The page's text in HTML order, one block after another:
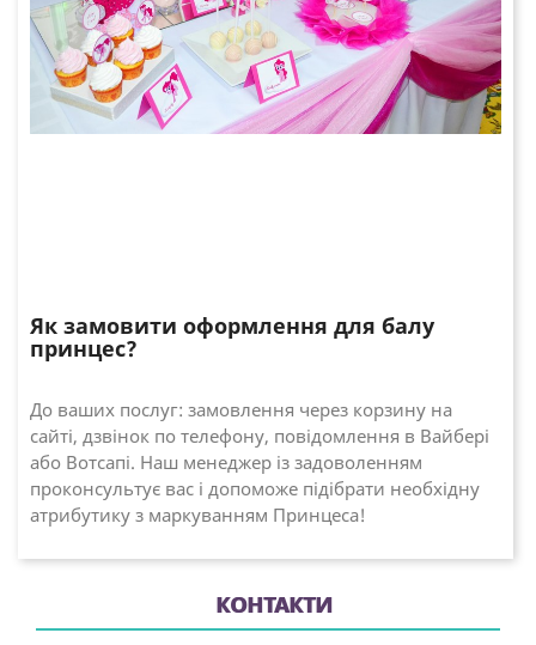
Як замовити оформлення для балу
принцес?
До ваших послуг: замовлення через корзину на
сайті, дзвінок по телефону, повідомлення в Вайбері
або Вотсапі. Наш менеджер із задоволенням
проконсультує вас і допоможе підібрати необхідну
атрибутику з маркуванням Принцеса!
КОНТАКТИ